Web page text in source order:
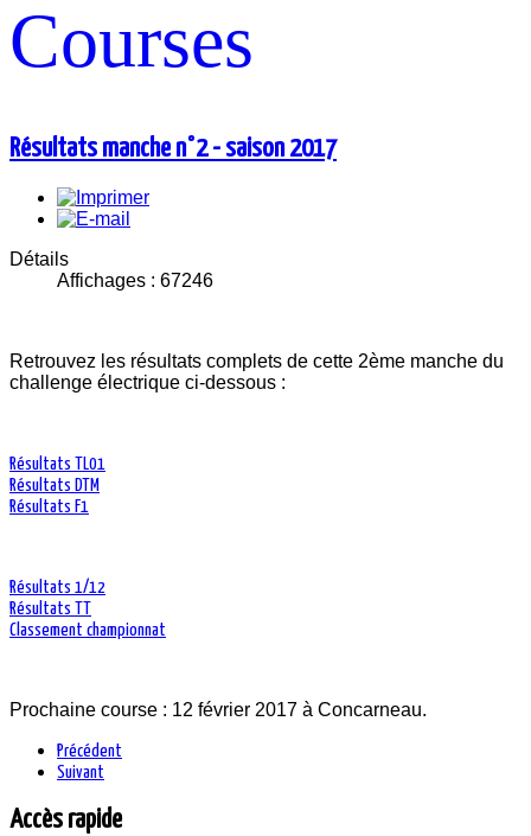
Courses
Résultats manche n°2 - saison 2017
Détails
Affichages : 67246
Retrouvez les résultats complets de cette 2ème manche du
challenge électrique ci-dessous :
Résultats TL01
Résultats DTM
Résultats F1
Résultats 1/12
Résultats TT
Classement championnat
Prochaine course : 12 février 2017 à Concarneau.
Précédent
Suivant
Accès rapide